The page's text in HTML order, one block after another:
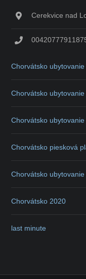
Cerekvice nad
Chorvátsko
Chorvátsko
Chorvátsko
Chorvátsko piesková
Chorvátsko
Chorvátsko 2020
last minute